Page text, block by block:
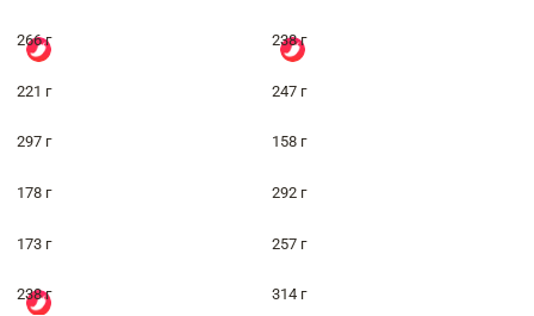
266 г 238 г
221 г 247 г
297 г 158 г
178 г 292 г
173 г 257 г
238 г 314 г